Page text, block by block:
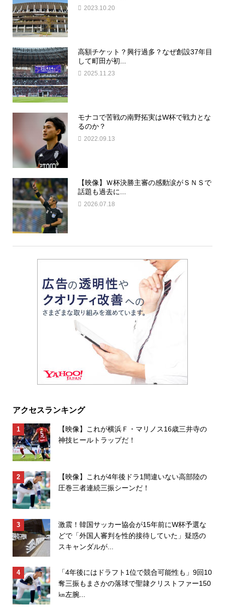
2023.10.20
高額チケット？興行過多？なぜ創設37年目
して町田が初...
2025.11.23
モナコで苦戦の南野拓実はW杯で戦力とな
るのか？
2022.09.13
【映像】Ｗ杯決勝主審の感動涙がＳＮＳで
話題も過去に...
2026.07.18
アクセスランキング
【映像】これが横浜Ｆ・マリノス16歳三井寺の
神技ヒールトラップだ！
【映像】これが4年後ドラ1間違いない高部陸の
圧巻三者連続三振シーンだ！
激震！韓国サッカー協会が15年前にW杯予選な
どで「外国人審判を性的接待していた」疑惑の
スキャンダルが...
「4年後にはドラフト1位で競合可能性も」9回10
奪三振もまさかの落球で聖隷クリストファー150
㎞左腕...